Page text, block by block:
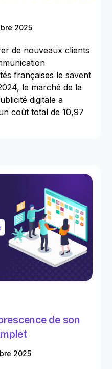
2025
de nouveaux clients
françaises le savent
le marché de la
digitale a
coût total de 10,97
de son
2025